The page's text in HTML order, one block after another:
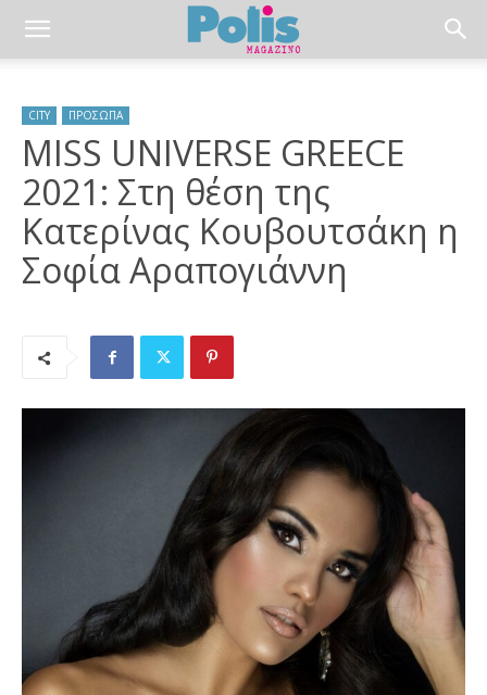
CITY ΠΡΟΣΩΠΑ
MISS UNIVERSE GREECE
2021: Στη θέση της
Κατερίνας Κουβουτσάκη η
Σοφία Αραπογιάννη